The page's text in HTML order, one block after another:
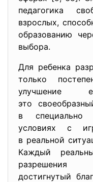
педагогика
взрослых,
образованию
выбора.
Для ребенка
только
улучшение
это
в специально
условиях с
в реальной
Каждый
достигнутый